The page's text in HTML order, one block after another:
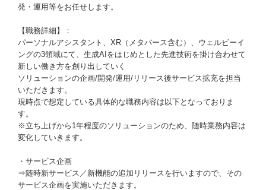
発・運用等をお任せします。
【職務詳細】：
パーソナルアシスタント、XR（メタバース含む）、ウェルビーイ
ングの3領域にて、生成AIをはじめとした先進技術を掛け合わせて
新しい働き方を創り出していく
ソリューションの企画/開発/運用/リリース後サービス拡充を担当
いただきます。
現時点で想定している具体的な職務内容は以下となっておりま
す。
※立ち上げから1年程度のソリューションのため、随時業務内容は
変化していきます。
・サービス企画
⇒随時新サービス／新機能の追加リリースを行いますので、その
サービス企画を実施いただきます。